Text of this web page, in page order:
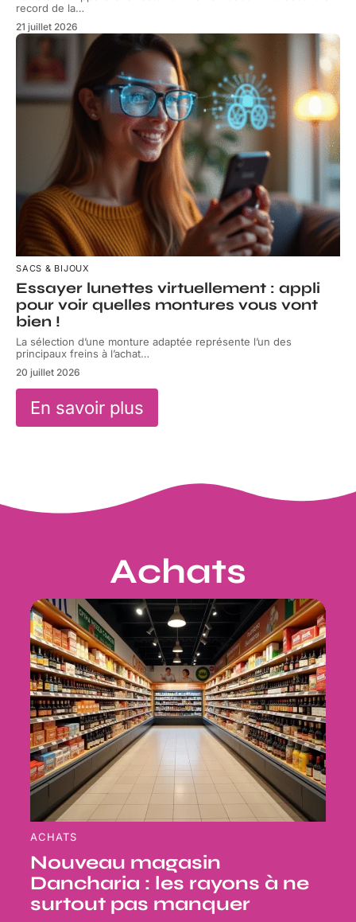
record de la…
21 juillet 2026
SACS & BIJOUX
Essayer lunettes virtuellement : appli
pour voir quelles montures vous vont
bien !
La sélection d’une monture adaptée représente l’un des
principaux freins à l’achat…
20 juillet 2026
En savoir plus
Achats
ACHATS
Nouveau magasin
Dancharia : les rayons à ne
surtout pas manquer